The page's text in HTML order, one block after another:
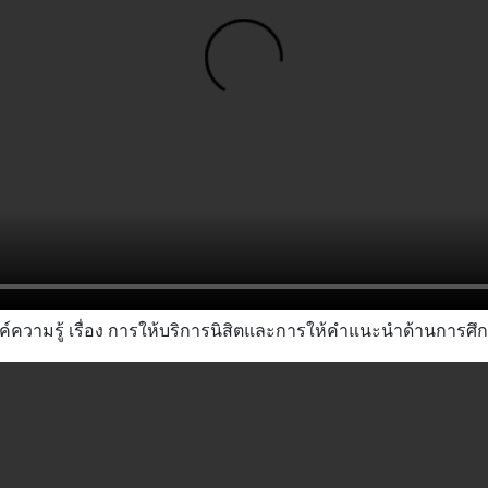
ความรู้ เรื่อง การให้บริการนิสิตและการให้คำแนะนำด้านการศึ